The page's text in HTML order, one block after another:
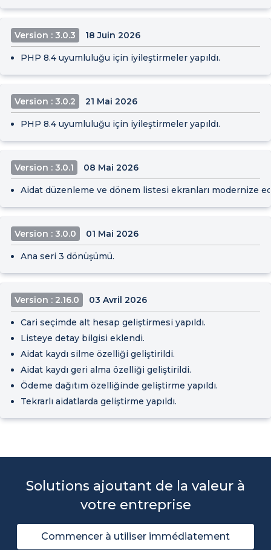
Version : 3.0.3 18 Juin 2026
PHP 8.4 uyumluluğu için iyileştirmeler yapıldı.
Version : 3.0.2 21 Mai 2026
PHP 8.4 uyumluluğu için iyileştirmeler yapıldı.
Version : 3.0.1 08 Mai 2026
Aidat düzenleme ve dönem listesi ekranları modernize
Version : 3.0.0 01 Mai 2026
Ana seri 3 dönüşümü.
Version : 2.16.0 03 Avril 2026
Cari seçimde alt hesap geliştirmesi yapıldı.
Listeye detay bilgisi eklendi.
Aidat kaydı silme özelliği geliştirildi.
Aidat kaydı geri alma özelliği geliştirildi.
Ödeme dağıtım özelliğinde geliştirme yapıldı.
Tekrarlı aidatlarda geliştirme yapıldı.
Solutions ajoutant de la valeur à
votre entreprise
Commencer à utiliser immédiatement